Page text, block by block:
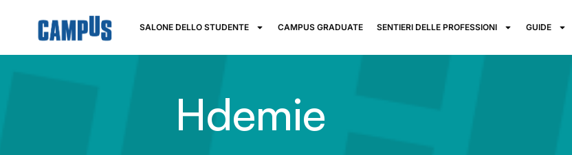
SALONE DELLO STUDENTE CAMPUS GRADUATE SENTIERI DELLE PROFESSIONI GUIDE
Hdemie